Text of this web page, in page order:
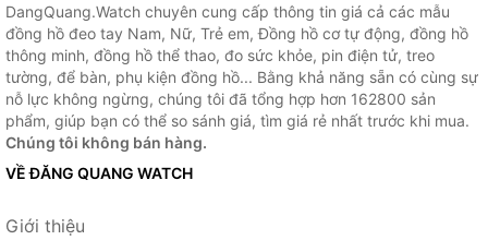
DangQuang.Watch chuyên cung cấp thông tin giá cả các mẫu
đồng hồ đeo tay Nam, Nữ, Trẻ em, Đồng hồ cơ tự động, đồng hồ
thông minh, đồng hồ thể thao, đo sức khỏe, pin điện tử, treo
tường, để bàn, phụ kiện đồng hồ... Bằng khả năng sẵn có cùng sự
nỗ lực không ngừng, chúng tôi đã tổng hợp hơn 162800 sản
phẩm, giúp bạn có thể so sánh giá, tìm giá rẻ nhất trước khi mua.
Chúng tôi không bán hàng.
VỀ ĐĂNG QUANG WATCH
Giới thiệu